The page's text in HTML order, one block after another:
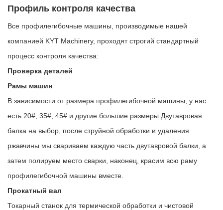
Профиль контроля качества
Все профилегибочные машины, производимые нашей
компанией KYT Machinery, проходят строгий стандартный
процесс контроля качества:
Проверка деталей
Рамы машин
В зависимости от размера профилегибочной машины, у нас
есть 20#, 35#, 45# и другие большие размеры Двутавровая
балка на выбор, после струйной обработки и удаления
ржавчины мы свариваем каждую часть двутавровой балки, а
затем полируем место сварки, наконец, красим всю раму
профилегибочной машины вместе.
Прокатный вал
Токарный станок для термической обработки и чистовой